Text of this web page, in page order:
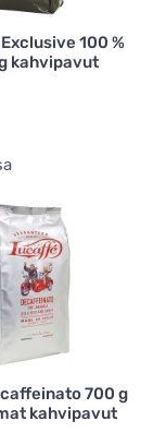
100 %
kahvipavut
700 g
kahvipavut